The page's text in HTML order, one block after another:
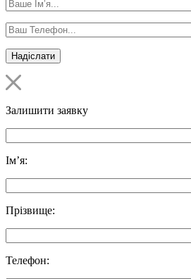
Залишити заявку
Ім’я:
Прізвище:
Телефон: